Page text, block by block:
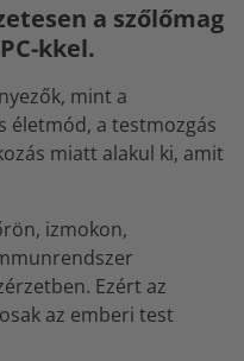
a szőlőmag
kkel.
mint a
életmód, a testmozgás
miatt alakul ki, amit
izmokon,
Ezért az
az emberi test